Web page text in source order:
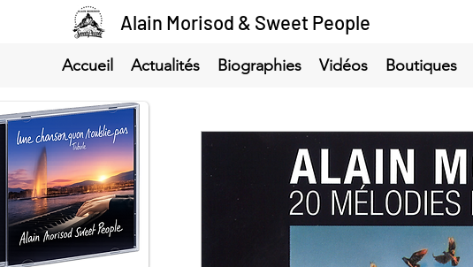
Alain Morisod & Sweet People
Accueil Actualités Biographies Vidéos Boutiques